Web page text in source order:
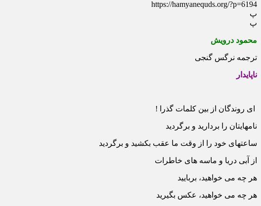
https://hamyanequds.org/?p=6194
پ
پ
محمود درویش
ترجمه نرگس گنجی
ناپایدار
ای روندگان از بین کلمات گذرا !
نامهایتان را بردارید و برگردید
ساعتهای خود را از وقت ما عقب بکشید و برگردید
از آبی دریا و ماسه های خاطرات
هر چه می خواهید، بربایید
هر چه می خواهید، عکس بگیرید